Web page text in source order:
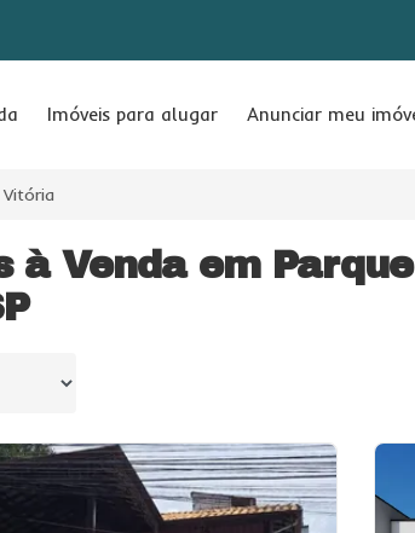
Imóveis para alugar Anunciar meu
Vitória
à Venda em